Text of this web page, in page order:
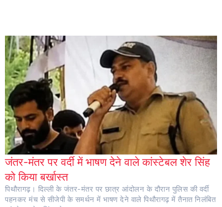
जंतर-मंतर पर वर्दी में भाषण देने वाले कांस्टेबल शेर सिंह
को किया बर्खास्त
पिथौरागढ़। दिल्ली के जंतर-मंतर पर छात्र आंदोलन के दौरान पुलिस की वर्दी
पहनकर मंच से सीजेपी के समर्थन में भाषण देने वाले पिथौरागढ़ में तैनात निलंबित